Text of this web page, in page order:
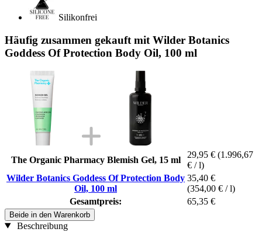
Silikonfrei
Häufig zusammen gekauft mit Wilder Botanics
Goddess Of Protection Body Oil, 100 ml
The Organic Pharmacy Blemish Gel, 15 ml
29,95 € (1.996,67
€ / l)
Wilder Botanics Goddess Of Protection Body
Oil, 100 ml
35,40 €
(354,00 € / l)
Gesamtpreis:
65,35 €
Beide in den Warenkorb
Beschreibung